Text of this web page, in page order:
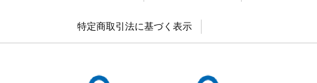
特定商取引法に基づく表示